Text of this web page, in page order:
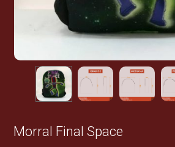
Morral Final Space